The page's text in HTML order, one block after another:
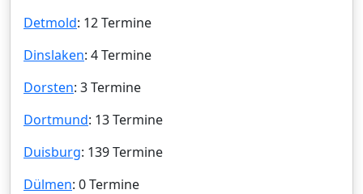
Detmold: 12 Termine
Dinslaken: 4 Termine
Dorsten: 3 Termine
Dortmund: 13 Termine
Duisburg: 139 Termine
Dülmen: 0 Termine